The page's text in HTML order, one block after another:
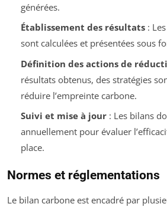
générées.
Établissement des résultats:
sont calculées et présentées sous
Définition des actions de
résultats obtenus, des stratégies
réduire l’empreinte carbone.
Suivi et mise à jour: Les bilans
annuellement pour évaluer
place.
Normes et réglementations
Le bilan carbone est encadré par